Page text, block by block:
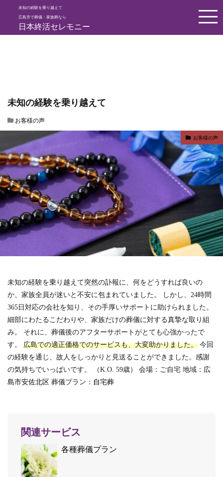
未知の経験を乗り越えて
広島市で葬儀・家族葬なら
日本終活セレモニー
HOME お客様の声
未知の経験を乗り越えて
お客様の声
お客様の声
未知の経験を乗り越えて突然の訃報に、何をどうすれば良いの
か、家族全員が迷いと不安に包まれていました。
しかし、24時間
365日対応の会社を知り、その手厚いサポートに助けられました。
細部にわたるこだわりや、家族だけの葬儀に対する真摯な取り組
み。
それに、葬儀後のアフターサポートがとても心強かったで
す。
広島での適正価格でのサービスも、大変助かりました。 今回
の経験を通じ、故人をしっかりと見送ることができました。感謝
の気持ちでいっぱいです。
（K.O. 59歳） 会場：ご自宅 地域： 広
島市安佐北区 葬儀プラン： 自宅葬
関連サービス
各種葬儀プラン